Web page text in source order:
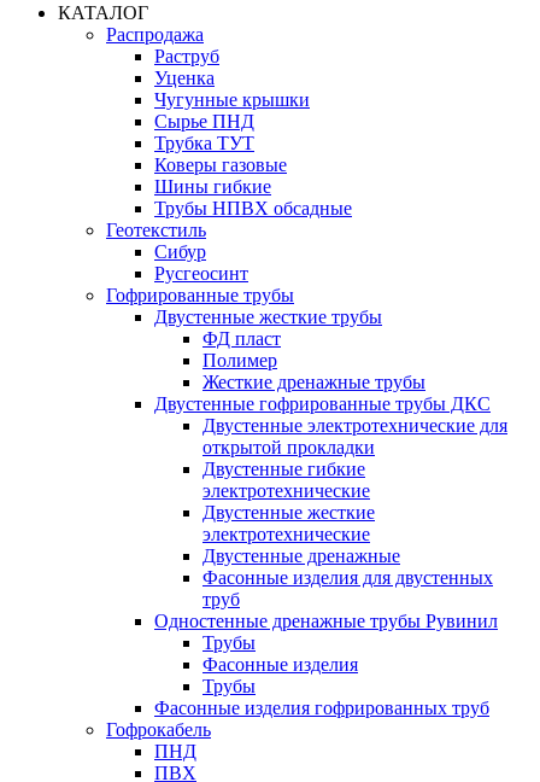
КАТАЛОГ
Распродажа
Раструб
Уценка
Чугунные крышки
Сырье ПНД
Трубка ТУТ
Коверы газовые
Шины гибкие
Трубы НПВХ обсадные
Геотекстиль
Сибур
Русгеосинт
Гофрированные трубы
Двустенные жесткие трубы
ФД пласт
Полимер
Жесткие дренажные трубы
Двустенные гофрированные трубы ДКС
Двустенные электротехнические для
открытой прокладки
Двустенные гибкие
электротехнические
Двустенные жесткие
электротехнические
Двустенные дренажные
Фасонные изделия для двустенных
труб
Одностенные дренажные трубы Рувинил
Трубы
Фасонные изделия
Трубы
Фасонные изделия гофрированных труб
Гофрокабель
ПНД
ПВХ